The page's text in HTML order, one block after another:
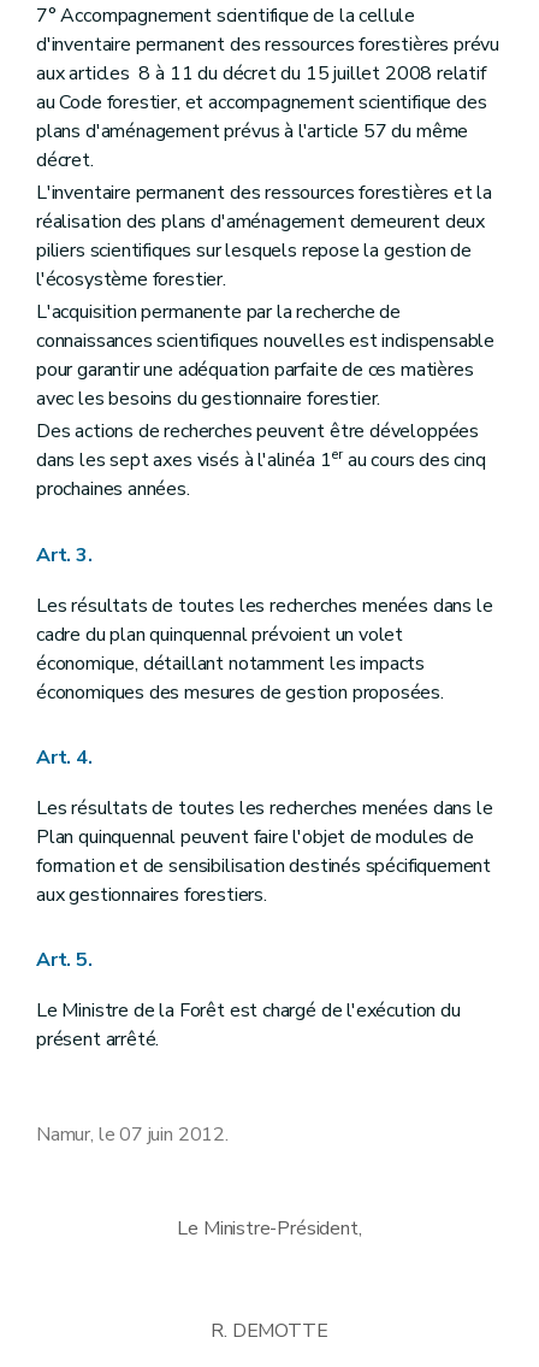
7° Accompagnement scientifique de la cellule
d'inventaire permanent des ressources forestières prévu
aux articles 8 à 11 du décret du 15 juillet 2008 relatif
au Code forestier, et accompagnement scientifique des
plans d'aménagement prévus à l'article 57 du même
décret.
L'inventaire permanent des ressources forestières et la
réalisation des plans d'aménagement demeurent deux
piliers scientifiques sur lesquels repose la gestion de
l'écosystème forestier.
L'acquisition permanente par la recherche de
connaissances scientifiques nouvelles est indispensable
pour garantir une adéquation parfaite de ces matières
avec les besoins du gestionnaire forestier.
Des actions de recherches peuvent être développées
dans les sept axes visés à l'alinéa 1erau cours des cinq
prochaines années.
Art. 3.
Les résultats de toutes les recherches menées dans le
cadre du plan quinquennal prévoient un volet
économique, détaillant notamment les impacts
économiques des mesures de gestion proposées.
Art. 4.
Les résultats de toutes les recherches menées dans le
Plan quinquennal peuvent faire l'objet de modules de
formation et de sensibilisation destinés spécifiquement
aux gestionnaires forestiers.
Art. 5.
Le Ministre de la Forêt est chargé de l'exécution du
présent arrêté.
Namur, le 07 juin 2012.
Le Ministre-Président,
R. DEMOTTE